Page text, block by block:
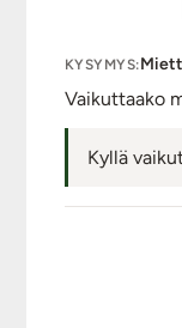
KYSYMYS:
Vaikuttaako
Kyllä